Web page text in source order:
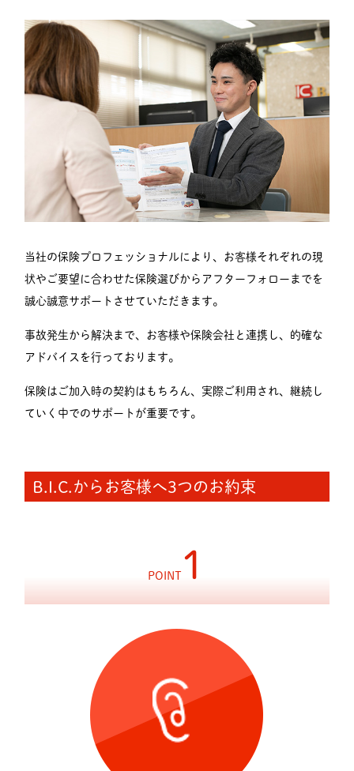
当社の保険プロフェッショナルにより、お客様それぞれの現
状やご要望に合わせた保険選びからアフターフォローまでを
誠心誠意サポートさせていただきます。
事故発生から解決まで、お客様や保険会社と連携し、的確な
アドバイスを行っております。
保険はご加入時の契約はもちろん、実際ご利用され、継続し
ていく中でのサポートが重要です。
B.I.C.からお客様へ3つのお約束
POINT 1